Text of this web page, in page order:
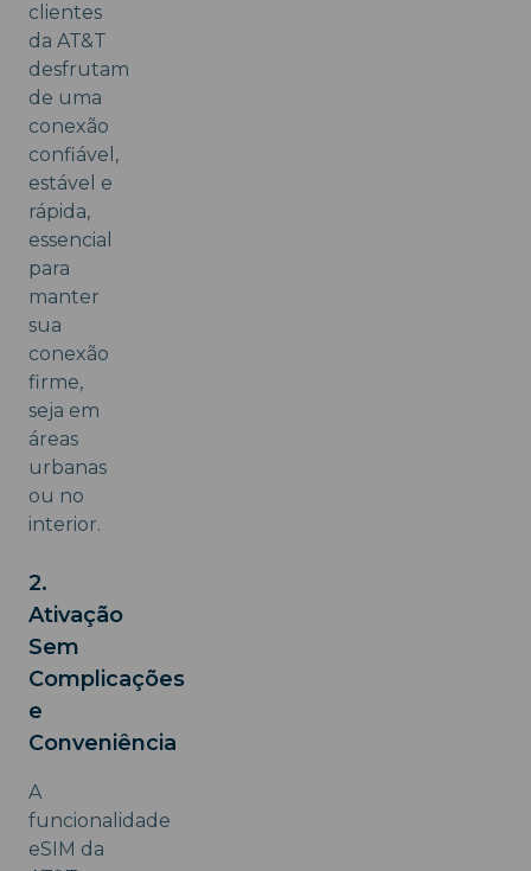
clientes
da AT&T
desfrutam
de uma
conexão
confiável,
estável e
rápida,
essencial
para
manter
sua
conexão
firme,
seja em
áreas
urbanas
ou no
interior.
2.
Ativação
Sem
Complicações
e
Conveniência
A
funcionalidade
eSIM da